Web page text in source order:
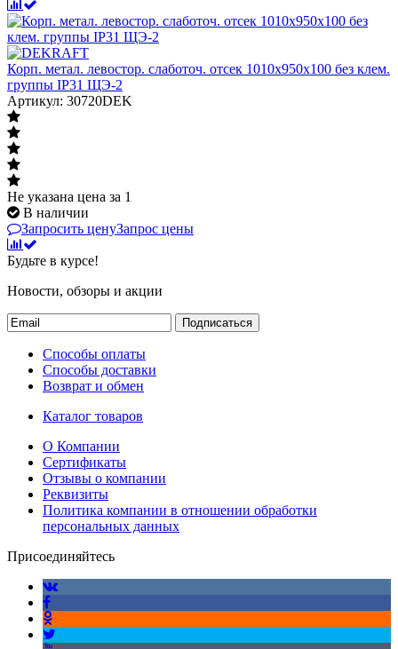
Корп. метал. левостор. слаботоч. отсек 1010х950х100 без клем.
группы IP31 ЩЭ-2
Артикул: 30720DEK
Не указана цена за 1
В наличии
Запросить ценуЗапрос цены
Будьте в курсе!
Новости, обзоры и акции
Подписаться
Способы оплаты
Способы доставки
Возврат и обмен
Каталог товаров
О Компании
Сертификаты
Отзывы о компании
Реквизиты
Политика компании в отношении обработки
персональных данных
Присоединяйтесь